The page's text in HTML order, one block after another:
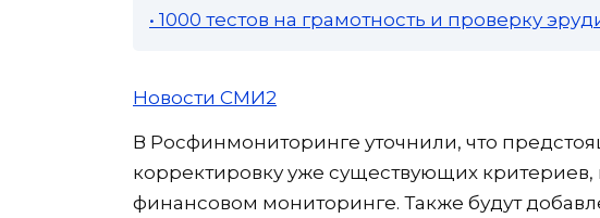
• 1000 тестов на грамотность и проверку
Новости СМИ2
В Росфинмониторинге уточнили, что
корректировку уже существующих
финансовом мониторинге. Также будут